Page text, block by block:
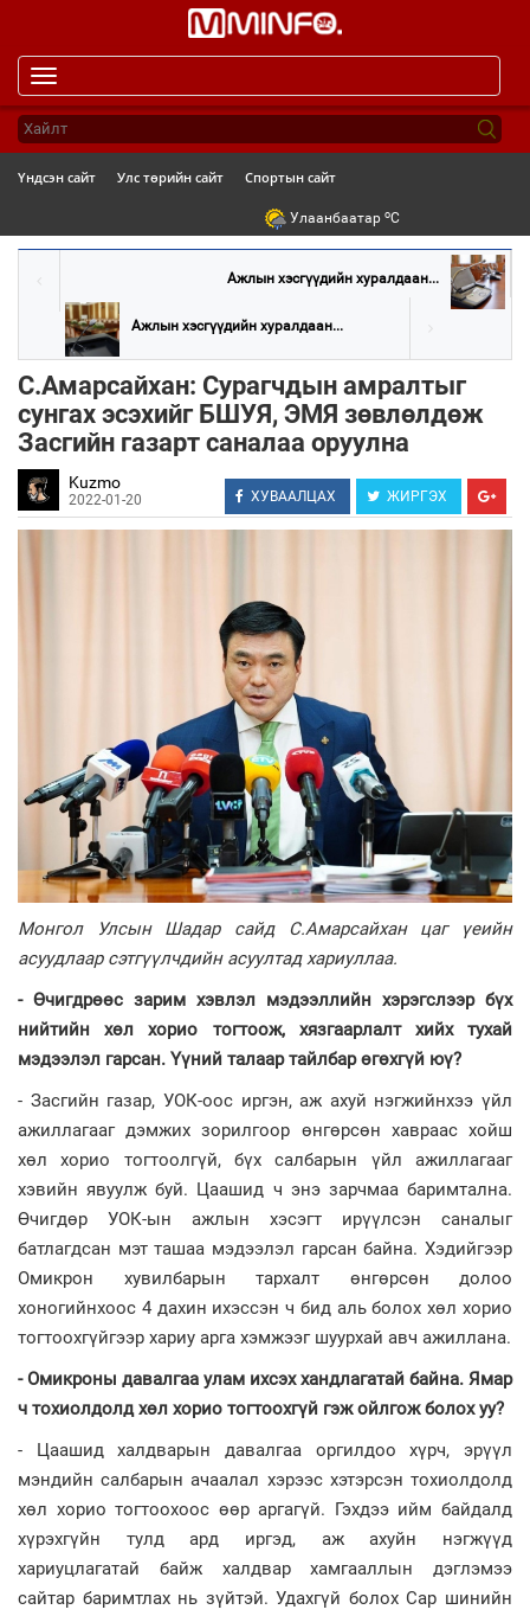
navigation
Үндсэн сайт Улс төрийн сайт Спортын сайт
Улаанбаатар oC
Ажлын хэсгүүдийн хуралдаан...
Ажлын хэсгүүдийн хуралдаан...
С.Амарсайхан: Сурагчдын амралтыг
сунгах эсэхийг БШУЯ, ЭМЯ зөвлөлдөж
Засгийн газарт саналаа оруулна
Kuzmo
2022-01-20 ХУВААЛЦАХ ЖИРГЭХ
Монгол Улсын Шадар сайд С.Амарсайхан цаг үеийн
асуудлаар сэтгүүлчдийн асуултад хариуллаа.
- Өчигдрөөс зарим хэвлэл мэдээллийн хэрэгслээр бүх
нийтийн хөл хорио тогтоож, хязгаарлалт хийх тухай
мэдээлэл гарсан. Үүний талаар тайлбар өгөхгүй юү?
- Засгийн газар, УОК-оос иргэн, аж ахуй нэгжийнхээ үйл
ажиллагааг дэмжих зорилгоор өнгөрсөн хавраас хойш
хөл хорио тогтоолгүй, бүх салбарын үйл ажиллагааг
хэвийн явуулж буй. Цаашид ч энэ зарчмаа баримтална.
Өчигдөр УОК-ын ажлын хэсэгт ирүүлсэн саналыг
батлагдсан мэт ташаа мэдээлэл гарсан байна. Хэдийгээр
Омикрон хувилбарын тархалт өнгөрсөн долоо
хоногийнхоос 4 дахин ихэссэн ч бид аль болох хөл хорио
тогтоохгүйгээр хариу арга хэмжээг шуурхай авч ажиллана.
- Омикроны давалгаа улам ихсэх хандлагатай байна. Ямар
ч тохиолдолд хөл хорио тогтоохгүй гэж ойлгож болох уу?
- Цаашид халдварын давалгаа оргилдоо хүрч, эрүүл
мэндийн салбарын ачаалал хэрээс хэтэрсэн тохиолдолд
хөл хорио тогтоохоос өөр аргагүй. Гэхдээ ийм байдалд
хүрэхгүйн тулд ард иргэд, аж ахуйн нэгжүүд
хариуцлагатай байж халдвар хамгааллын дэглэмээ
сайтар баримтлах нь зүйтэй. Удахгүй болох Сар шинийн